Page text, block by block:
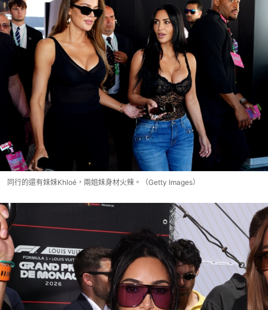
同行的還有妹妹Khloé，兩姐妹身材火辣。（Getty Images）